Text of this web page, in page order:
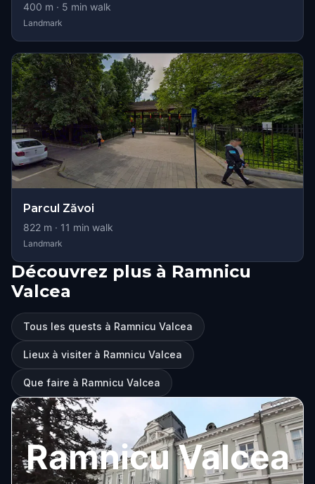
400 m · 5 min walk
Landmark
Parcul Zăvoi
822 m · 11 min walk
Landmark
Découvrez plus à Ramnicu
Valcea
Tous les quests à Ramnicu Valcea
Lieux à visiter à Ramnicu Valcea
Que faire à Ramnicu Valcea
Ramnicu Valcea